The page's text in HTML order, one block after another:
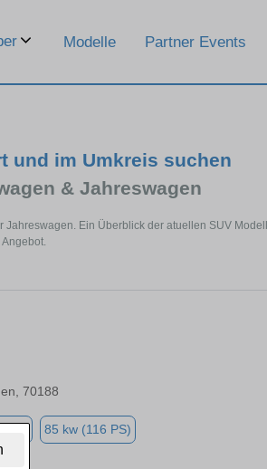
Modelle Partner Events
und im Umkreis suchen
& Jahreswagen
Ein Überblick der atuellen SUV
70188
85 kw (116 PS)